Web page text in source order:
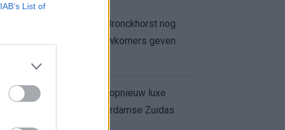
IAB’s List of
Feyenoord onder Van Bronckhorst nog
altijd ongeslagen: nieuwkomers geven
Hakim Ziyech verhuurt opnieuw luxe
appartement op Amsterdamse Zuidas